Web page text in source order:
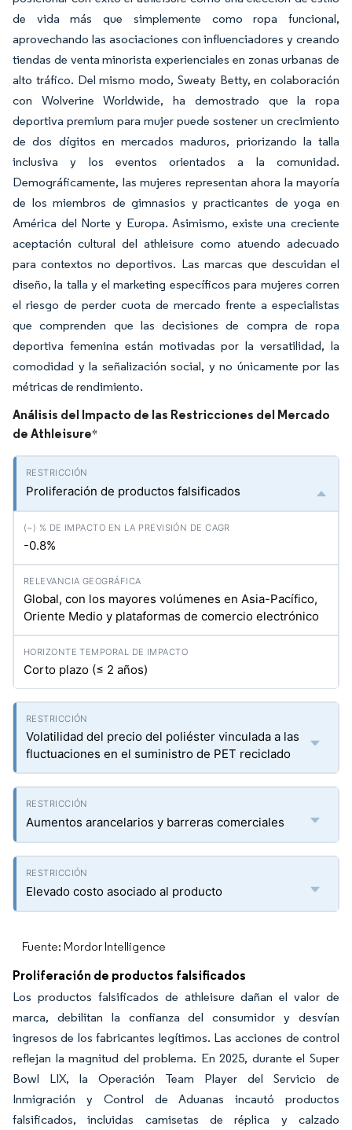
de vida más que simplemente como ropa funcional,
aprovechando las asociaciones con influenciadores y creando
tiendas de venta minorista experienciales en zonas urbanas de
alto tráfico. Del mismo modo, Sweaty Betty, en colaboración
con Wolverine Worldwide, ha demostrado que la ropa
deportiva premium para mujer puede sostener un crecimiento
de dos dígitos en mercados maduros, priorizando la talla
inclusiva y los eventos orientados a la comunidad.
Demográficamente, las mujeres representan ahora la mayoría
de los miembros de gimnasios y practicantes de yoga en
América del Norte y Europa. Asimismo, existe una creciente
aceptación cultural del athleisure como atuendo adecuado
para contextos no deportivos. Las marcas que descuidan el
diseño, la talla y el marketing específicos para mujeres corren
el riesgo de perder cuota de mercado frente a especialistas
que comprenden que las decisiones de compra de ropa
deportiva femenina están motivadas por la versatilidad, la
comodidad y la señalización social, y no únicamente por las
métricas de rendimiento.
Análisis del Impacto de las Restricciones del Mercado
de Athleisure*
Proliferación de productos falsificados
-0.8%
Global, con los mayores volúmenes en Asia-Pacífico,
Oriente Medio y plataformas de comercio electrónico
Corto plazo (≤ 2 años)
Volatilidad del precio del poliéster vinculada a las
fluctuaciones en el suministro de PET reciclado
Aumentos arancelarios y barreras comerciales
Elevado costo asociado al producto
Fuente: Mordor Intelligence
Proliferación de productos falsificados
Los productos falsificados de athleisure dañan el valor de
marca, debilitan la confianza del consumidor y desvían
ingresos de los fabricantes legítimos. Las acciones de control
reflejan la magnitud del problema. En 2025, durante el Super
Bowl LIX, la Operación Team Player del Servicio de
Inmigración y Control de Aduanas incautó productos
falsificados, incluidas camisetas de réplica y calzado